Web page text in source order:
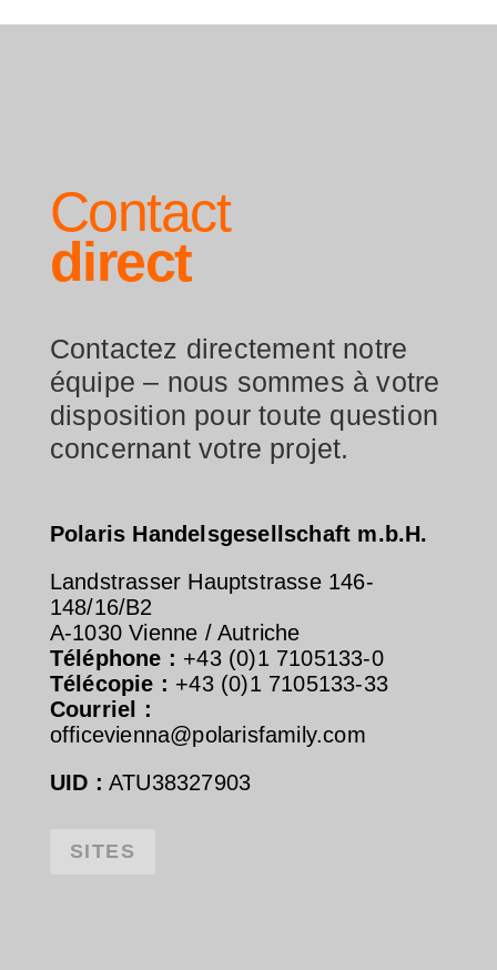
Contact
direct
Contactez directement notre
équipe – nous sommes à votre
disposition pour toute question
concernant votre projet.
Polaris Handelsgesellschaft m.b.H.
Landstrasser Hauptstrasse 146-
148/16/B2
A-1030 Vienne / Autriche
Téléphone : +43 (0)1 7105133-0
Télécopie : +43 (0)1 7105133-33
Courriel :
officevienna@polarisfamily.com
UID : ATU38327903
SITES